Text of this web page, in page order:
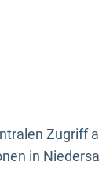
Zugriff
in